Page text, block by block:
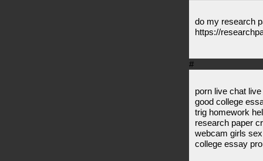
do my research
https://
#
porn live chat
good college
trig homework
research paper
webcam girls
college essay